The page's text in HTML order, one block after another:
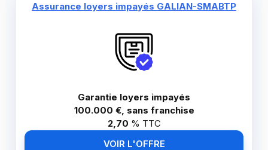
Assurance loyers impayés GALIAN-SMABTP
Garantie loyers impayés
100.000 €, sans franchise
2,70 % TTC
VOIR L'OFFRE